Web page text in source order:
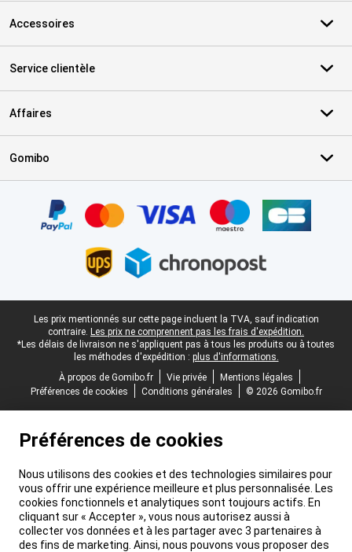
Accessoires
Service clientèle
Affaires
Gomibo
Pied-de-page légal
Les prix mentionnés sur cette page incluent la TVA, sauf indication
contraire. Les prix ne comprennent pas les frais d'expédition.
*Les délais de livraison ne s'appliquent pas à tous les produits ou à toutes
les méthodes d'expédition : plus d'informations.
À propos de Gomibo.fr
Vie privée
Mentions légales
Préférences de cookies
Conditions générales © 2026 Gomibo.fr
Préférences de cookies
Nous utilisons des cookies et des technologies similaires pour
vous offrir une expérience meilleure et plus personnalisée. Les
cookies fonctionnels et analytiques sont toujours actifs. En
cliquant sur « Accepter », vous nous autorisez aussi à
collecter vos données et à les partager avec 3 partenaires à
des fins de marketing. Ainsi, nous pouvons vous proposer des